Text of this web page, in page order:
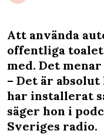
Att använda
offentliga
med. Det
– Det är
har installerat
säger hon i
Sveriges radio.